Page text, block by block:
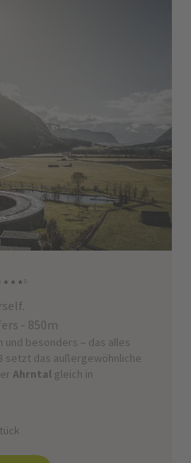
s
- 850m
und besonders – das alles
setzt das außergewöhnliche
Ahrntal gleich in